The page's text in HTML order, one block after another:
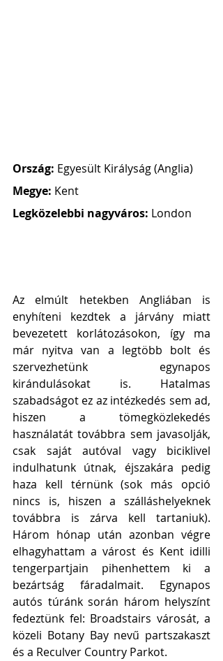
Ország: Egyesült Királyság (Anglia)
Megye: Kent
Legközelebbi nagyváros: London
Az elmúlt hetekben Angliában is
enyhíteni kezdtek a járvány miatt
bevezetett korlátozásokon, így ma
már nyitva van a legtöbb bolt és
szervezhetünk egynapos
kirándulásokat is. Hatalmas
szabadságot ez az intézkedés sem ad,
hiszen a tömegközlekedés
használatát továbbra sem javasolják,
csak saját autóval vagy biciklivel
indulhatunk útnak, éjszakára pedig
haza kell térnünk (sok más opció
nincs is, hiszen a szálláshelyeknek
továbbra is zárva kell tartaniuk).
Három hónap után azonban végre
elhagyhattam a várost és Kent idilli
tengerpartjain pihenhettem ki a
bezártság fáradalmait. Egynapos
autós túránk során három helyszínt
fedeztünk fel: Broadstairs városát, a
közeli Botany Bay nevű partszakaszt
és a Reculver Country Parkot.